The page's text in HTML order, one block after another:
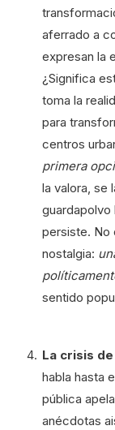
aferrado a
expresan la
¿Significa
toma la
para
centros
primera
la valora, se
guardapolvo
persiste. No
nostalgia:
sentido
La crisis
habla hasta
pública
anécdotas